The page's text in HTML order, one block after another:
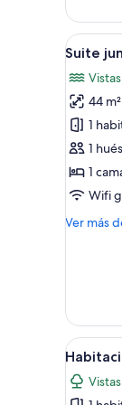
Premium
(PROMO)
Abrir
todas
las
fotos
de
Suite
junior,
frente
mar
7
Suite
44 m²
1
1
1
Wifi
Ver más
Más
al
mar
(Beach
Abrir
todas
las
6